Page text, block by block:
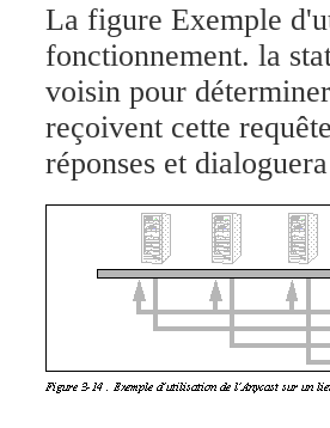
La figure Exemple
fonctionnement. la
voisin pour
reçoivent cette
réponses et